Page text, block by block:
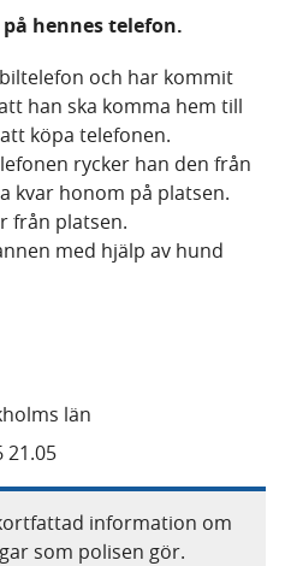
hennes telefon.
och har kommit
han ska komma hem till
köpa telefonen.
rycker han den från
kvar honom på platsen.
från platsen.
med hjälp av hund
län
21.05
information om
som polisen gör.